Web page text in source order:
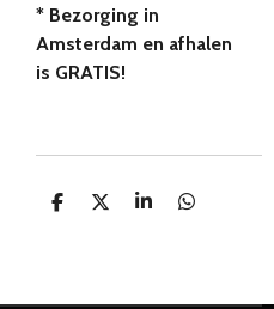
* Bezorging in
Amsterdam en afhalen
is GRATIS!
D
D
S
D